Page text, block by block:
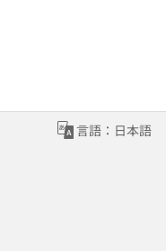
言語：日本語